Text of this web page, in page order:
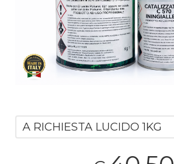
A RICHIESTA LUCIDO 1KG